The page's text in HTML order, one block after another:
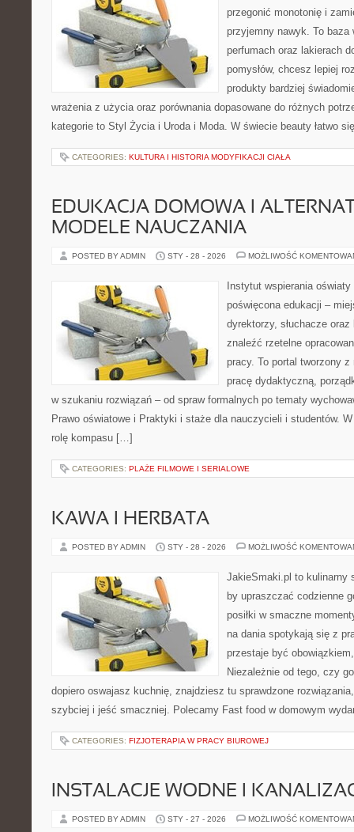
przegonić monotonię i
przyjemny nawyk. To baza
perfumach oraz lakierach
pomysłów, chcesz lepiej
produkty bardziej
wrażenia z użycia oraz porównania dopasowane do różnych
kategorie to Styl Życia i Uroda i Moda. W świecie beauty łatwo
CATEGORIES: KULTURA I HISTORIA MODYFIKACJI CIAŁA
EDUKACJA DOMOWA I
MODELE NAUCZANIA
POSTED BY ADMIN STY - 28 - 2026 MOŻLIWOŚĆ
Instytut wspierania
poświęcona edukacji –
dyrektorzy, słuchacze
znaleźć rzetelne
pracy. To portal tworzony
pracę dydaktyczną,
w szukaniu rozwiązań – od spraw formalnych po tematy
Prawo oświatowe i Praktyki i staże dla nauczycieli i studentów.
rolę kompasu […]
CATEGORIES: PLAŻE FILMOWE I SERIALOWE
KAWA I HERBATA
POSTED BY ADMIN STY - 28 - 2026 MOŻLIWOŚĆ
JakieSmaki.pl to kulinarny
by upraszczać codzienne
posiłki w smaczne
na dania spotykają się z
przestaje być
Niezależnie od tego, czy
dopiero oswajasz kuchnię, znajdziesz tu sprawdzone
szybciej i jeść smaczniej. Polecamy Fast food w domowym
CATEGORIES: FIZJOTERAPIA W PRACY BIUROWEJ
INSTALACJE WODNE I
POSTED BY ADMIN STY - 27 - 2026 MOŻLIWOŚĆ